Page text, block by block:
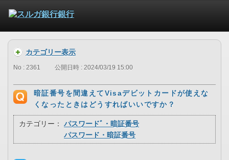
カテゴリー表示
No : 2361 公開日時 : 2024/03/19 15:00
暗証番号を間違えてVisaデビットカードが使えな
くなったときはどうすればいいですか？
カテゴリー：
パスワードﾞ・暗証番号
パスワード・暗証番号